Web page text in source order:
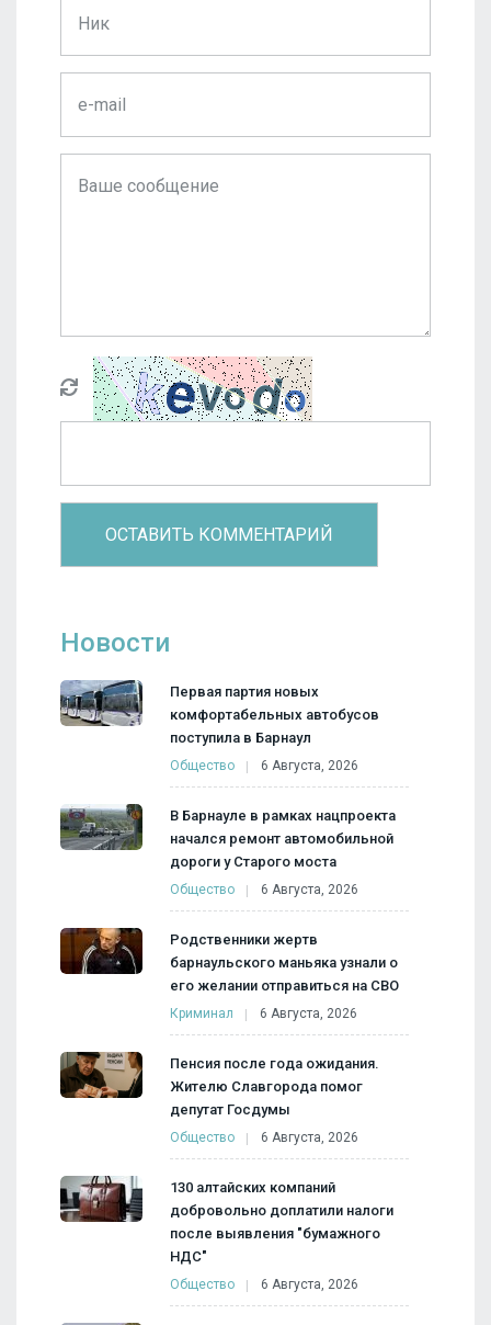
Новости
Первая партия новых
комфортабельных автобусов
поступила в Барнаул
Общество 6 Августа, 2026
В Барнауле в рамках нацпроекта
начался ремонт автомобильной
дороги у Старого моста
Общество 6 Августа, 2026
Родственники жертв
барнаульского маньяка узнали о
его желании отправиться на СВО
Криминал 6 Августа, 2026
Пенсия после года ожидания.
Жителю Славгорода помог
депутат Госдумы
Общество 6 Августа, 2026
130 алтайских компаний
добровольно доплатили налоги
после выявления "бумажного
НДС"
Общество 6 Августа, 2026